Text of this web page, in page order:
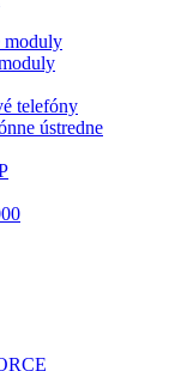
moduly
telefóny
ústredne